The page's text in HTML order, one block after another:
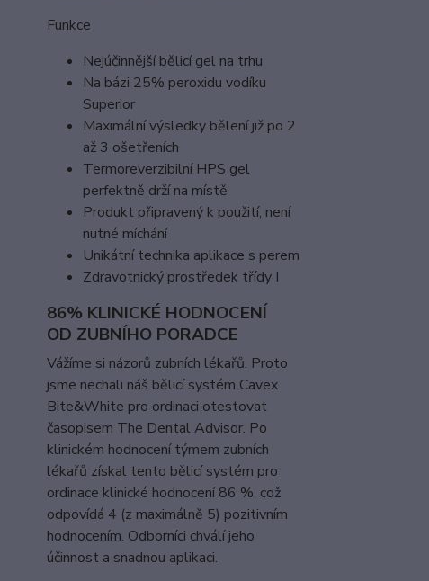
Funkce
Nejúčinnější bělicí gel na trhu
Na bázi 25% peroxidu vodíku
Superior
Maximální výsledky bělení již po 2
až 3 ošetřeních
Termoreverzibilní HPS gel
perfektně drží na místě
Produkt připravený k použití, není
nutné míchání
Unikátní technika aplikace s perem
Zdravotnický prostředek třídy I
86% KLINICKÉ HODNOCENÍ
OD ZUBNÍHO PORADCE
Vážíme si názorů zubních lékařů. Proto
jsme nechali náš bělicí systém Cavex
Bite&White pro ordinaci otestovat
časopisem The Dental Advisor. Po
klinickém hodnocení týmem zubních
lékařů získal tento bělicí systém pro
ordinace klinické hodnocení 86 %, což
odpovídá 4 (z maximálně 5) pozitivním
hodnocením. Odborníci chválí jeho
účinnost a snadnou aplikaci.